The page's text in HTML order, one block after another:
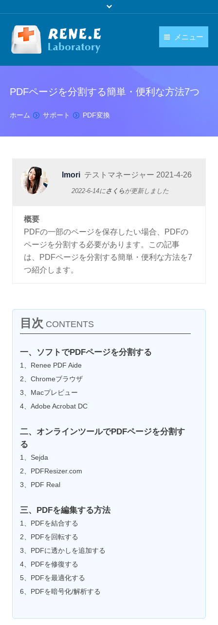
メニュー
ダウンロード
購入
操作ガイド
日本語
PDFページを分割する簡単・便利な方法7つ
You are here:
ホーム サポート PDF変換
Imori テストマネージャー 2021-4-26
2022-6-14にさくら が更新しました
概要
PDFの一部のページを保存したい場合、PDFの
ページを分割する必要があります。この記事
は、PDFページを分割する簡単・便利な方法を7
つ紹介します。
目次 CONTENTS
一、ソフトでPDFページを分割する
1、Renee PDF Aide
2、Chromeブラウザ
3、Macプレビュー
4、Adobe Acrobat DC
二、オンラインツールでPDFページを分割す
る
1、Sejda
2、PDFResizer.com
3、PDF Real
三、PDFを編集する方法
1、PDFを結合する
2、PDFを回転する
3、PDFに透かしを追加する
4、PDFを修復する
5、PDFを最適化する
6、PDFを暗号化/解析する